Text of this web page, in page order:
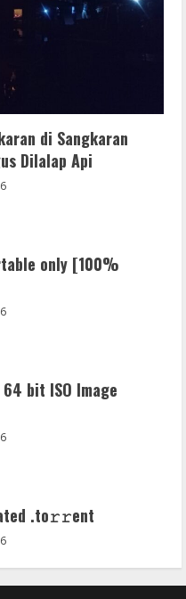
di Sangkaran
Dilalap Api
only [100%
bit ISO Image
.tо𝚛𝚛еnt